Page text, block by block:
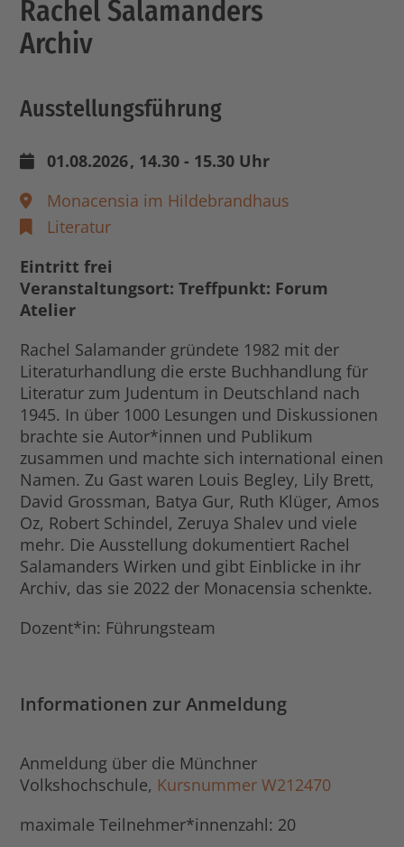
Rachel Salamanders
Archiv
Ausstellungsführung
01.08.2026, 14.30 - 15.30 Uhr
Monacensia im Hildebrandhaus
Literatur
Eintritt frei
Veranstaltungsort: Treffpunkt: Forum
Atelier
Rachel Salamander gründete 1982 mit der
Literaturhandlung die erste Buchhandlung für
Literatur zum Judentum in Deutschland nach
1945. In über 1000 Lesungen und Diskussionen
brachte sie Autor*innen und Publikum
zusammen und machte sich international einen
Namen. Zu Gast waren Louis Begley, Lily Brett,
David Grossman, Batya Gur, Ruth Klüger, Amos
Oz, Robert Schindel, Zeruya Shalev und viele
mehr. Die Ausstellung dokumentiert Rachel
Salamanders Wirken und gibt Einblicke in ihr
Archiv, das sie 2022 der Monacensia schenkte.
Dozent*in: Führungsteam
Informationen zur Anmeldung
Anmeldung über die Münchner
Volkshochschule, Kursnummer W212470
maximale Teilnehmer*innenzahl: 20